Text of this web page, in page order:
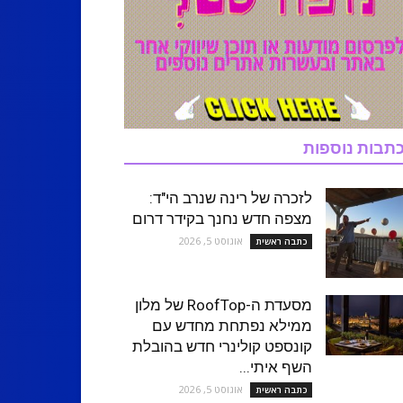
נוספות
לזכרה של רינה שנרב הי"ד:
מצפה חדש נחנך בקידר דרום
כתבה ראשית אוגוסט 5, 2026
מסעדת ה-RoofTop של מלון
ממילא נפתחת מחדש עם
קונספט קולינרי חדש בהובלת
השף איתי...
כתבה ראשית אוגוסט 5, 2026